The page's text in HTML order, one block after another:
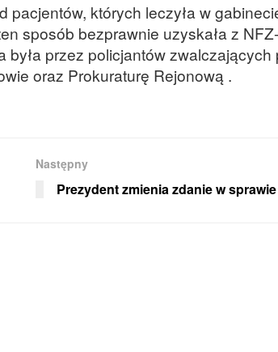
pacjentów, których leczyła w
sposób bezprawnie uzyskała z
była przez policjantów
oraz Prokuraturę Rejonową .
Następny
Prezydent zmienia zdanie w